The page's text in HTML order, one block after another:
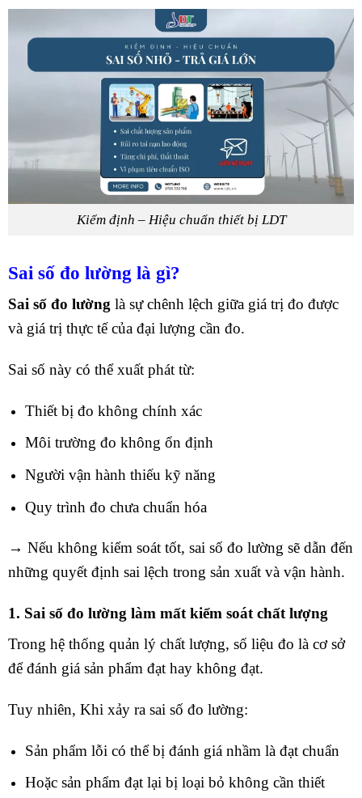
Kiểm định – Hiệu chuẩn thiết bị LDT
Sai số đo lường là gì?
Sai số đo lườnglà sự chênh lệch giữa giá trị đo được
và giá trị thực tế của đại lượng cần đo.
Sai số này có thể xuất phát từ:
Thiết bị đo không chính xác
Môi trường đo không ổn định
Người vận hành thiếu kỹ năng
Quy trình đo chưa chuẩn hóa
→ Nếu không kiểm soát tốt, sai số đo lường sẽ dẫn đến
những quyết định sai lệch trong sản xuất và vận hành.
1. Sai số đo lường làm mất kiểm soát chất lượng
Trong hệ thống quản lý chất lượng, số liệu đo là cơ sở
để đánh giá sản phẩm đạt hay không đạt.
Tuy nhiên, Khi xảy ra sai số đo lường:
Sản phẩm lỗi có thể bị đánh giá nhầm là đạt chuẩn
Hoặc sản phẩm đạt lại bị loại bỏ không cần thiết